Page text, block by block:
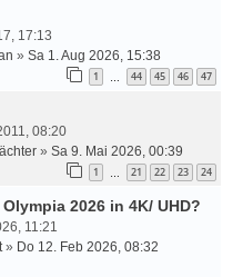
17:13
» Sa 1. Aug 2026, 15:38
1 44 45 46 47
08:20
» Sa 9. Mai 2026, 00:39
1 21 22 23 24
2026 in 4K/ UHD?
11:21
» Do 12. Feb 2026, 08:32